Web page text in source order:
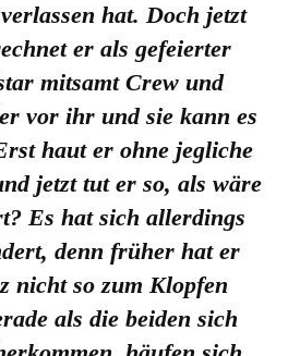
hat. Doch jetzt
er als gefeierter
mitsamt Crew und
vor ihr und sie kann es
haut er ohne jegliche
jetzt tut er so, als wäre
Es hat sich allerdings
denn früher hat er
nicht so zum Klopfen
als die beiden sich